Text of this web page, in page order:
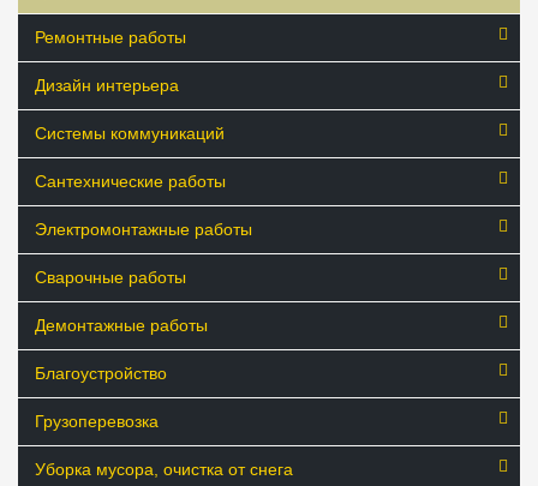
Ремонтные работы
Дизайн интерьера
Системы коммуникаций
Сантехнические работы
Электромонтажные работы
Сварочные работы
Демонтажные работы
Благоустройство
Грузоперевозка
Уборка мусора, очистка от снега